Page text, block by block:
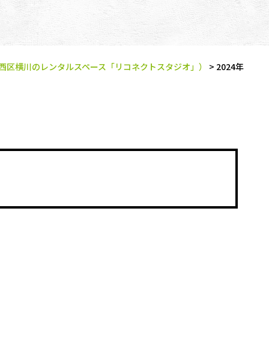
区横川のレンタルスペース「リコネクトスタジオ」） > 2024年